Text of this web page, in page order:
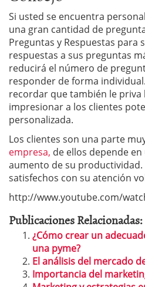
Si usted se encuentra
una gran cantidad de
Preguntas y Respuestas para
respuestas a sus preguntas
reducirá el número de
responder de forma
recordar que también le
impresionar a los clientes
personalizada.
Los clientes son una parte
empresa, de ellos depende
aumento de su productividad.
satisfechos con su atención
http://www.youtube.com/
Publicaciones Relacionadas:
¿Cómo crear un
una pyme?
El análisis del mercado
Importancia del